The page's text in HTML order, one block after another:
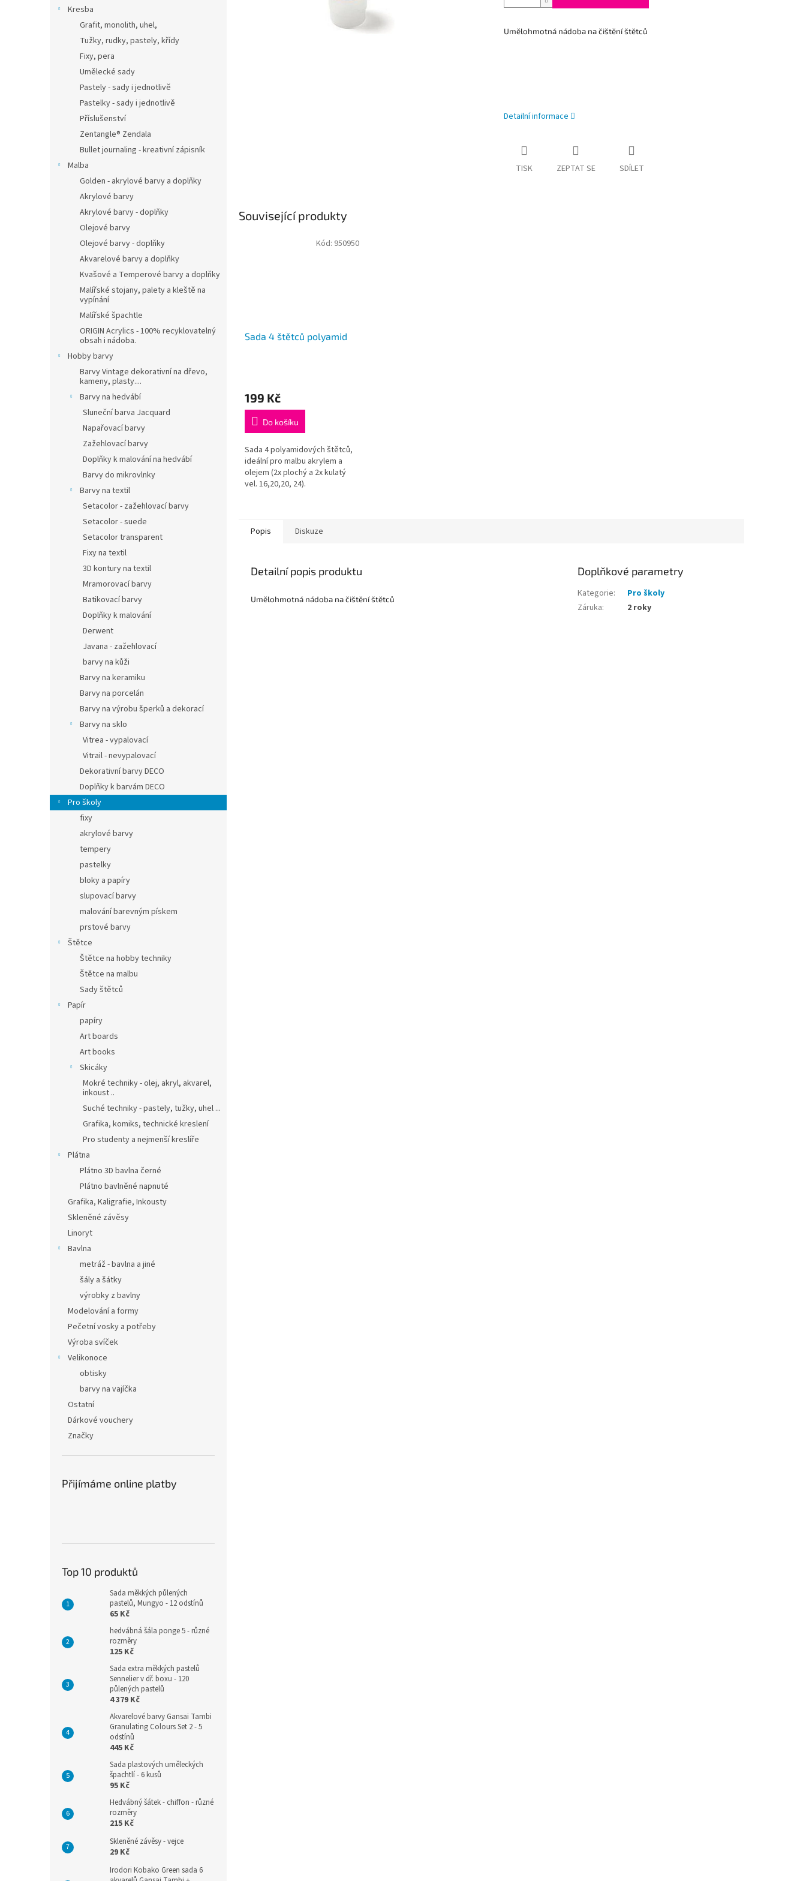
Kresba
Grafit, monolith, uhel,
Tužky, rudky, pastely, křídy
Fixy, pera
Umělecké sady
Pastely - sady i jednotlivě
Pastelky - sady i jednotlivě
Příslušenství
Zentangle® Zendala
Bullet journaling - kreativní zápisník
Malba
Golden - akrylové barvy a doplňky
Akrylové barvy
Akrylové barvy - doplňky
Olejové barvy
Olejové barvy - doplňky
Akvarelové barvy a doplňky
Kvašové a Temperové barvy a doplňky
Malířské stojany, palety a kleště na
vypínání
Malířské špachtle
ORIGIN Acrylics - 100% recyklovatelný
obsah i nádoba.
Hobby barvy
Barvy Vintage dekorativní na dřevo,
kameny, plasty....
Barvy na hedvábí
Sluneční barva Jacquard
Napařovací barvy
Zažehlovací barvy
Doplňky k malování na hedvábí
Barvy do mikrovlnky
Barvy na textil
Setacolor - zažehlovací barvy
Setacolor - suede
Setacolor transparent
Fixy na textil
3D kontury na textil
Mramorovací barvy
Batikovací barvy
Doplňky k malování
Derwent
Javana - zažehlovací
barvy na kůži
Barvy na keramiku
Barvy na porcelán
Barvy na výrobu šperků a dekorací
Barvy na sklo
Vitrea - vypalovací
Vitrail - nevypalovací
Dekorativní barvy DECO
Doplňky k barvám DECO
Pro školy
fixy
akrylové barvy
tempery
pastelky
bloky a papíry
slupovací barvy
malování barevným pískem
prstové barvy
Štětce
Štětce na hobby techniky
Štětce na malbu
Sady štětců
Papír
papíry
Art boards
Art books
Skicáky
Mokré techniky - olej, akryl, akvarel,
inkoust ..
Suché techniky - pastely, tužky, uhel ...
Grafika, komiks, technické kreslení
Pro studenty a nejmenší kreslíře
Plátna
Plátno 3D bavlna černé
Plátno bavlněné napnuté
Grafika, Kaligrafie, Inkousty
Skleněné závěsy
Linoryt
Bavlna
metráž - bavlna a jiné
šály a šátky
výrobky z bavlny
Modelování a formy
Pečetní vosky a potřeby
Výroba svíček
Velikonoce
obtisky
barvy na vajíčka
Ostatní
Dárkové vouchery
Značky
Přijímáme online platby
Top 10 produktů
Sada měkkých půlených
pastelů, Mungyo - 12 odstínů
65 Kč
hedvábná šála ponge 5 - různé
rozměry
125 Kč
Sada extra měkkých pastelů
Sennelier v dř. boxu - 120
půlených pastelů
4 379 Kč
Akvarelové barvy Gansai Tambi
Granulating Colours Set 2 - 5
odstínů
445 Kč
Sada plastových uměleckých
špachtlí - 6 kusů
95 Kč
Hedvábný šátek - chiffon - různé
rozměry
215 Kč
Skleněné závěsy - vejce
29 Kč
Irodori Kobako Green sada 6
Umělohmotná nádoba na čištění štětců
Detailní informace
TISK ZEPTAT SE SDÍLET
Související produkty
Sada 4 štětců polyamid
199 Kč
Do košíku
Sada 4 polyamidových štětců,
ideální pro malbu akrylem a
olejem (2x plochý a 2x kulatý
vel. 16,20,20, 24).
Kód: 950950
Popis Diskuze
Detailní popis produktu
Umělohmotná nádoba na čištění štětců
Doplňkové parametry
Kategorie:
Pro školy
Záruka: 2 roky